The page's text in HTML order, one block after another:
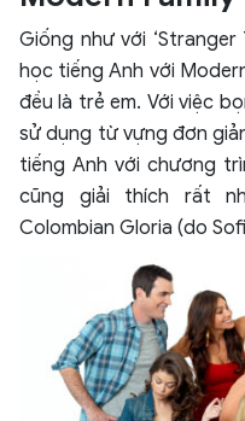
Giống như với
học tiếng Anh với
đều là trẻ em. Với việc
sử dụng từ vựng đơn
tiếng Anh với chương
cũng giải thích rất
Colombian Gloria (do